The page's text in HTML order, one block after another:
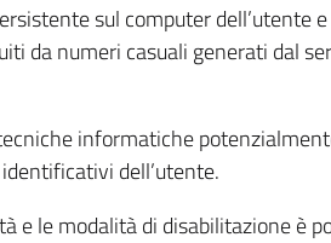
sul computer dell’utente
numeri casuali generati dal
informatiche
dell’utente.
e le modalità di disabilitazione è